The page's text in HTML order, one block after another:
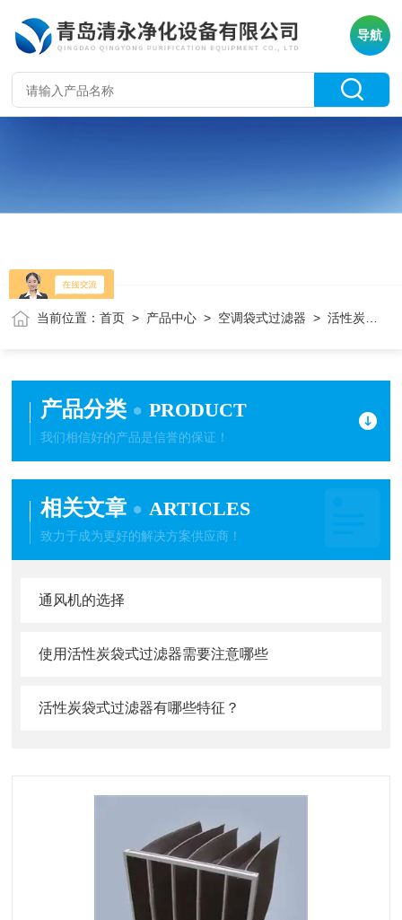
导航
当前位置：首页 > 产品中心 > 空调袋式过滤器 > 活性炭袋式过滤器
产品分类 PRODUCT
我们相信好的产品是信誉的保证！
相关文章 ARTICLES
致力于成为更好的解决方案供应商！
通风机的选择
使用活性炭袋式过滤器需要注意哪些
活性炭袋式过滤器有哪些特征？